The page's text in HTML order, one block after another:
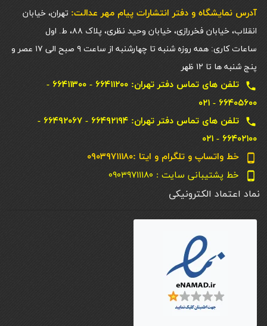
آدرس نمایشگاه و دفتر انتشارات پيام مهر عدالت: تهران، خیابان
انقلاب، خیابان فخررازی، خیابان وحید نظری، پلاک ۸۸، ط. اول
ساعات کاری: همه روزه شنبه تا چهارشنبه از ساعت ۹ صبح الی ۱۷ عصر و
پنج شنبه ها تا ۱۲ ظهر
local_phone
تلفن های تماس دفتر تهران: ۶۶۴۱۱۲۰۰ - ۶۶۴۱۱۳۰۰ -
۶۶۴۰۵۶۰۰ - ۰۲۱
local_phone
تلفن های تماس دفتر تهران: ۶۶۴۹۲۱۹۴ - ۶۶۴۹۲۰۶۷ -
۶۶۴۰۲۱۰۰ - ۰۲۱
phone_android خط واتساپ و تلگرام و ایتا :۰۹۰۳۹۷۱۱۱۸۰
phone_android خط پشتیبانی سایت : ۰۹۰۳۹۷۱۱۱۸۰
نماد اعتماد الکترونیکی